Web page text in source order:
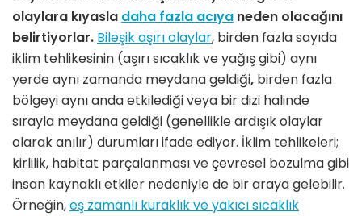
olaylara kıyasla daha fazla acıya neden olacağını
belirtiyorlar. Bileşik aşırı olaylar, birden fazla sayıda
iklim tehlikesinin (aşırı sıcaklık ve yağış gibi) aynı
yerde aynı zamanda meydana geldiği, birden fazla
bölgeyi aynı anda etkilediği veya bir dizi halinde
sırayla meydana geldiği (genellikle ardışık olaylar
olarak anılır) durumları ifade ediyor. İklim tehlikeleri;
kirlilik, habitat parçalanması ve çevresel bozulma gibi
insan kaynaklı etkiler nedeniyle de bir araya gelebilir.
Örneğin,eş zamanlı kuraklık ve yakıcı sıcaklık